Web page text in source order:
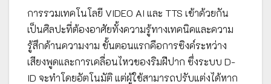
การรวมเทคโนโลยี VIDEO AI และ TTS เข้าด้วยกัน
เป็นศิลปะที่ต้องอาศัยทั้งความรู้ทางเทคนิคและความ
รู้สึกด้านความงาม ขั้นตอนแรกคือการซิงค์ระหว่าง
เสียงพูดและการเคลื่อนไหวของริมฝีปาก ซึ่งระบบ D-
ID จะทำโดยอัตโนมัติ แต่ผู้ใช้สามารถปรับแต่งได้หาก